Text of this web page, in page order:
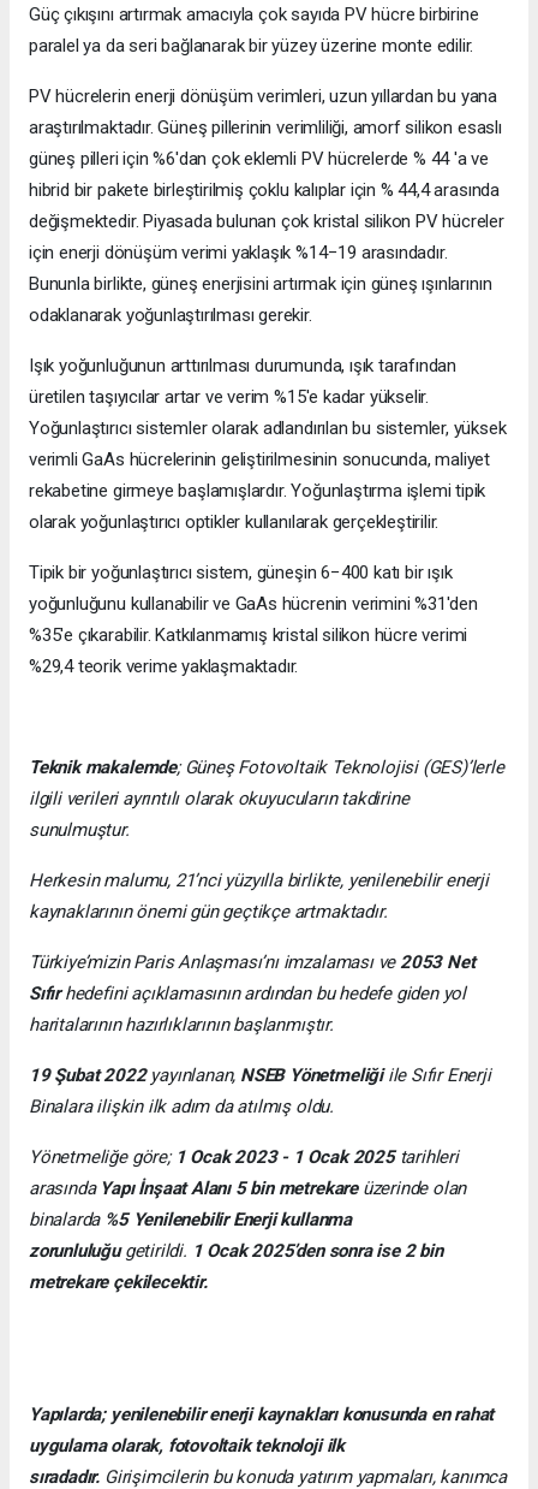
Güç çıkışını artırmak amacıyla çok sayıda PV hücre birbirine
paralel ya da seri bağlanarak bir yüzey üzerine monte edilir.
PV hücrelerin enerji dönüşüm verimleri, uzun yıllardan bu yana
araştırılmaktadır. Güneş pillerinin verimliliği, amorf silikon esaslı
güneş pilleri için %6'dan çok eklemli PV hücrelerde % 44 'a ve
hibrid bir pakete birleştirilmiş çoklu kalıplar için % 44,4 arasında
değişmektedir. Piyasada bulunan çok kristal silikon PV hücreler
için enerji dönüşüm verimi yaklaşık %14−19 arasındadır.
Bununla birlikte, güneş enerjisini artırmak için güneş ışınlarının
odaklanarak yoğunlaştırılması gerekir.
Işık yoğunluğunun arttırılması durumunda, ışık tarafından
üretilen taşıyıcılar artar ve verim %15'e kadar yükselir.
Yoğunlaştırıcı sistemler olarak adlandırılan bu sistemler, yüksek
verimli GaAs hücrelerinin geliştirilmesinin sonucunda, maliyet
rekabetine girmeye başlamışlardır. Yoğunlaştırma işlemi tipik
olarak yoğunlaştırıcı optikler kullanılarak gerçekleştirilir.
Tipik bir yoğunlaştırıcı sistem, güneşin 6−400 katı bir ışık
yoğunluğunu kullanabilir ve GaAs hücrenin verimini %31'den
%35'e çıkarabilir. Katkılanmamış kristal silikon hücre verimi
%29,4 teorik verime yaklaşmaktadır.
Teknik makalemde; Güneş Fotovoltaik Teknolojisi (GES)’lerle
ilgili verileri ayrıntılı olarak okuyucuların takdirine
sunulmuştur.
Herkesin malumu, 21’nci yüzyılla birlikte, yenilenebilir enerji
kaynaklarının önemi gün geçtikçe artmaktadır.
Türkiye’mizin Paris Anlaşması’nı imzalaması ve2053 Net
Sıfırhedefini açıklamasının ardından bu hedefe giden yol
haritalarının hazırlıklarının başlanmıştır.
19 Şubat 2022 yayınlanan, NSEB Yönetmeliğiile Sıfır Enerji
Binalara ilişkin ilk adım da atılmış oldu.
Yönetmeliğe göre; 1 Ocak 2023 - 1 Ocak 2025 tarihleri
arasında Yapı İnşaat Alanı 5 bin metrekare üzerinde olan
binalarda%5 Yenilenebilir Enerji kullanma
zorunluluğugetirildi. 1 Ocak 2025’den sonra ise 2 bin
metrekare çekilecektir.
Yapılarda; yenilenebilir enerji kaynakları konusunda en rahat
uygulama olarak, fotovoltaik teknoloji ilk
sıradadır. Girişimcilerin bu konuda yatırım yapmaları, kanımca